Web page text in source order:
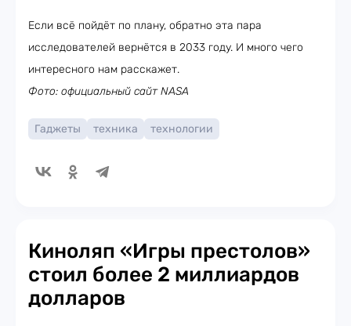
Если всё пойдёт по плану, обратно эта пара
исследователей вернётся в 2033 году. И много чего
интересного нам расскажет.
Фото: официальный сайт NASA
Гаджеты техника технологии
Киноляп «Игры престолов»
стоил более 2 миллиардов
долларов